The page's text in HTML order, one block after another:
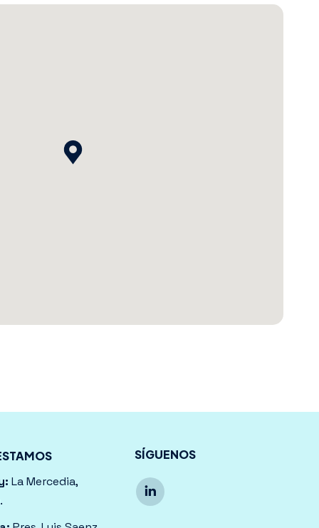
La Mercedia,
SÍGUENOS
Encuéntranos en:
Linkedin